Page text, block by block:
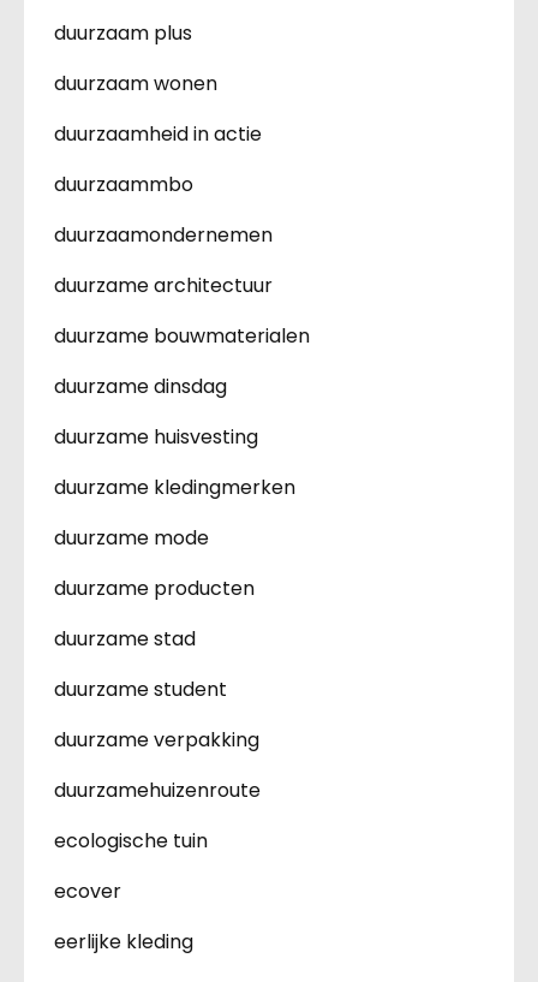
duurzaam plus
duurzaam wonen
duurzaamheid in actie
duurzaammbo
duurzaamondernemen
duurzame architectuur
duurzame bouwmaterialen
duurzame dinsdag
duurzame huisvesting
duurzame kledingmerken
duurzame mode
duurzame producten
duurzame stad
duurzame student
duurzame verpakking
duurzamehuizenroute
ecologische tuin
ecover
eerlijke kleding